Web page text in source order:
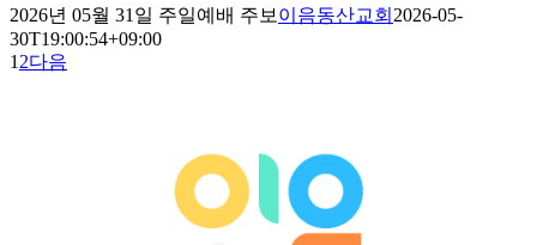
2026년 05월 31일 주일예배 주보 이음동산교회 2026-05-
30T19:00:54+09:00
1 2다음